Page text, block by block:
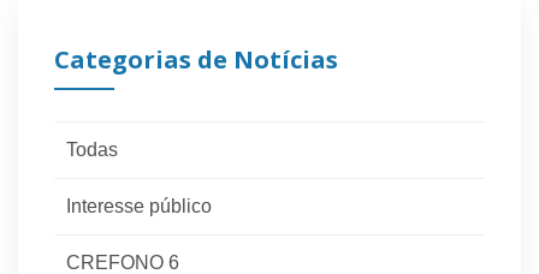
Categorias de Notícias
Todas
Interesse público
CREFONO 6